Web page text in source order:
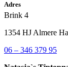
Adres
Brink 4
1354 HJ Almere
06 – 346 379 95